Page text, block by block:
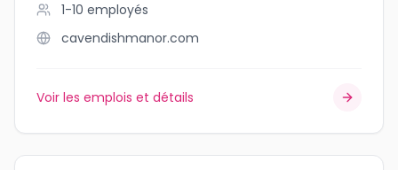
1-10 employés
cavendishmanor.com
Voir les emplois et détails